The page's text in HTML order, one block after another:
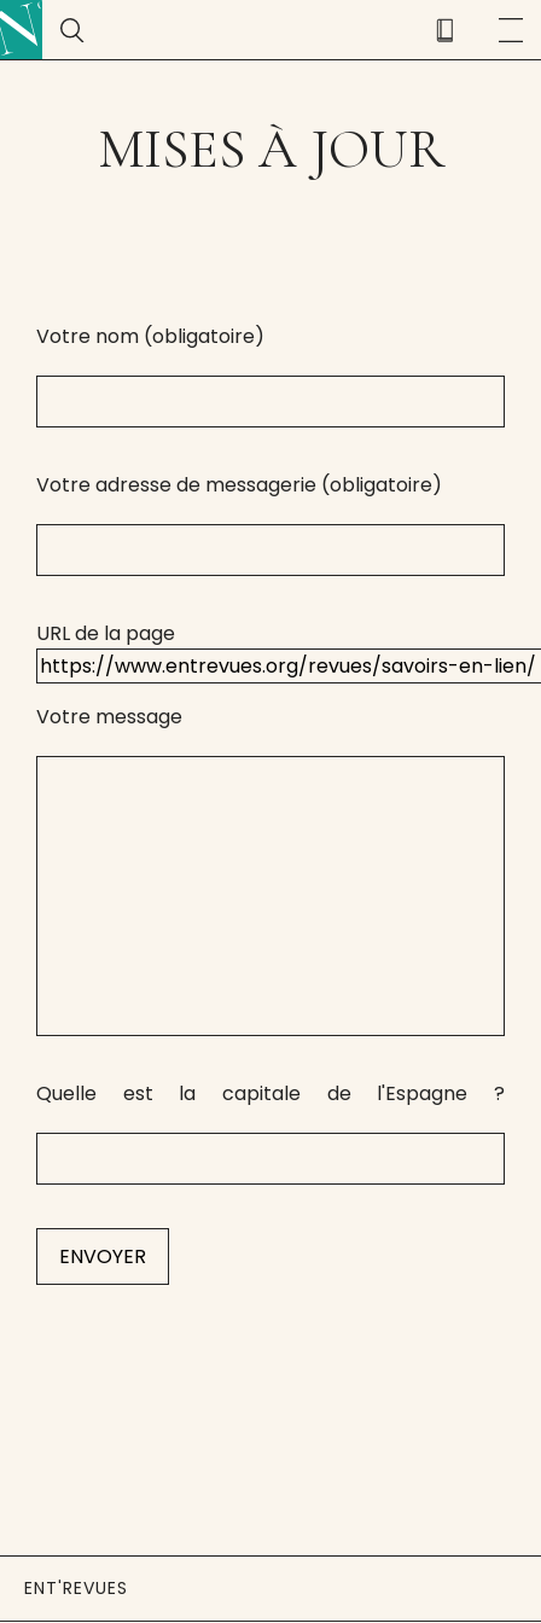
MISES À JOUR
Votre nom (obligatoire)
Votre adresse de messagerie (obligatoire)
URL de la page
Votre message
Quelle est la capitale de l'Espagne ?
ENT'REVUES